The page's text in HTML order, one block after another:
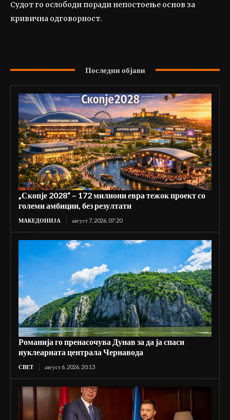
Судот го ослободи поради непостоење основ за
кривична одговорност.
Последни објави
„Скопје 2028“ – 172 милиони евра тежок проект со
големи амбиции, без резултати
МАКЕДОНИЈА август 7, 2026, 07:20
Романија го пренасочува Дунав за да ја спаси
нуклеарната централа Чернавода
СВЕТ август 6, 2026, 20:13